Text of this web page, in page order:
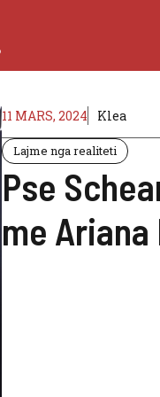
11 MARS, 2024 Klea
Lajme nga realiteti
Pse
me Ariana